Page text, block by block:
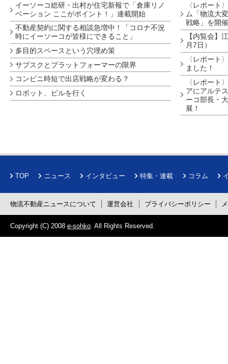
イーソーコ総研・出村が住宅新報で「倉庫リノ
ベーション ここがポイント！」連載開始
不動産契約に関する相談急増中！「コロナ不況
時にイーソーコが皆様にできること」
多目的スペースという穴埋め策
サブスクとプラットフォーマーの限界
コンビニ時短で出店戦略が変わる？
ロボット、ビルを行く
〈レポート
ム「物流大
戦略」を開
【内覧会】
月7日）
〈レポート
ました！
〈レポート
アにアルテ
ーコ部長・
展！
TOP ニュース インタビュー 特集・連載 コラム
物流不動産ニュースについて 運営会社 プライバシーポリシー
Copyright (C) 2008 e-sohko . All Rights Reserved.